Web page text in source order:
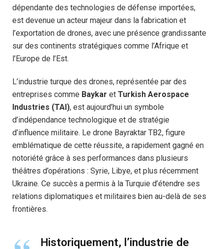
dépendante des technologies de défense importées,
est devenue un acteur majeur dans la fabrication et
l’exportation de drones, avec une présence grandissante
sur des continents stratégiques comme l’Afrique et
l’Europe de l’Est.
L’industrie turque des drones, représentée par des
entreprises comme Baykar et Turkish Aerospace
Industries (TAI), est aujourd’hui un symbole
d’indépendance technologique et de stratégie
d’influence militaire. Le drone Bayraktar TB2, figure
emblématique de cette réussite, a rapidement gagné en
notoriété grâce à ses performances dans plusieurs
théâtres d’opérations : Syrie, Libye, et plus récemment
Ukraine. Ce succès a permis à la Turquie d’étendre ses
relations diplomatiques et militaires bien au-delà de ses
frontières.
Historiquement, l’industrie de